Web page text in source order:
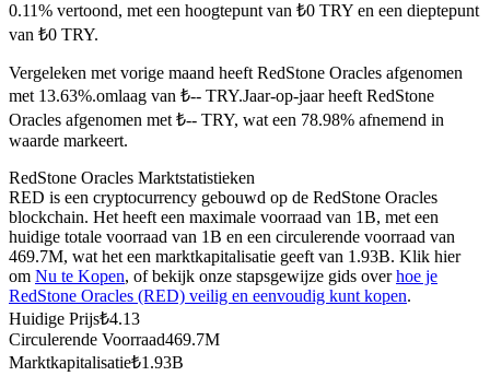
USDC-futures
Kopiëren Handel
Sluit je aan bij top traders
0.11% vertoond, met een hoogtepunt van ₺0 TRY en een dieptepunt
van ₺0 TRY.
Vergeleken met vorige maand heeft RedStone Oracles afgenomen
met 13.63%.omlaag van ₺-- TRY.Jaar-op-jaar heeft RedStone
Oracles afgenomen met ₺-- TRY, wat een 78.98% afnemend in
waarde markeert.
RedStone Oracles Marktstatistieken
RED is een cryptocurrency gebouwd op de RedStone Oracles
blockchain. Het heeft een maximale voorraad van 1B, met een
huidige totale voorraad van 1B en een circulerende voorraad van
469.7M, wat het een marktkapitalisatie geeft van 1.93B. Klik hier
om Nu te Kopen, of bekijk onze stapsgewijze gids overhoe je
RedStone Oracles (RED) veilig en eenvoudig kunt kopen.
Huidige Prijs₺4.13
Circulerende Voorraad469.7M
Marktkapitalisatie₺1.93B